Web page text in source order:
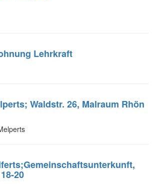
Lehrkraft
Waldstr. 26, Malraum Rhön
20